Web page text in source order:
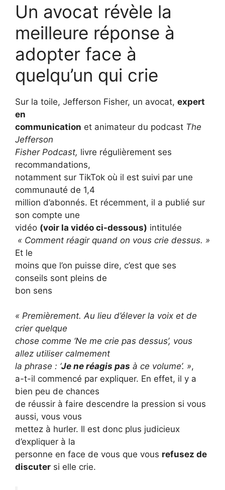
Un avocat révèle la
meilleure réponse à
adopter face à
quelqu’un qui crie
Sur la toile, Jefferson Fisher, un avocat, expert
en
communication et animateur du podcast The
Jefferson
Fisher Podcast, livre régulièrement ses
recommandations,
notamment sur TikTok où il est suivi par une
communauté de 1,4
million d’abonnés. Et récemment, il a publié sur
son compte une
vidéo (voir la vidéo ci-dessous) intitulée
« Comment réagir quand on vous crie dessus. »
Et le
moins que l’on puisse dire, c’est que ses
conseils sont pleins de
bon sens
« Premièrement. Au lieu d’élever la voix et de
crier quelque
chose comme ‘Ne me crie pas dessus’, vous
allez utiliser calmement
la phrase : ‘Je ne réagis pas à ce volume’. »,
a-t-il commencé par expliquer. En effet, il y a
bien peu de chances
de réussir à faire descendre la pression si vous
aussi, vous vous
mettez à hurler. Il est donc plus judicieux
d’expliquer à la
personne en face de vous que vous refusez de
discuter si elle crie.